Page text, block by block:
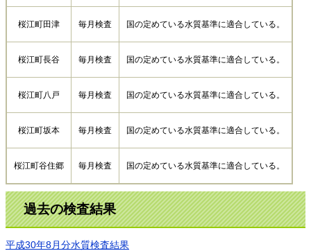
桜江町田津 毎月検査 国の定めている水質基準に適合している。
桜江町長谷 毎月検査 国の定めている水質基準に適合している。
桜江町八戸 毎月検査 国の定めている水質基準に適合している。
桜江町坂本 毎月検査 国の定めている水質基準に適合している。
桜江町谷住郷 毎月検査 国の定めている水質基準に適合している。
過去の検査結果
平成30年8月分水質検査結果